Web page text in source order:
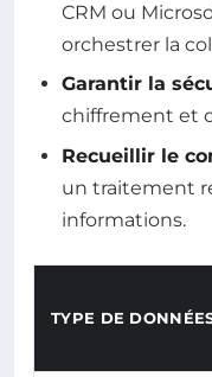
CRM ou
orchestrer la
Garantir la
chiffrement et
Recueillir le
un traitement
informations.
TYPE DE